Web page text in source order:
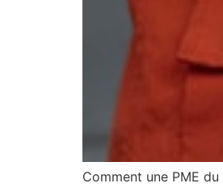
Comment une PME